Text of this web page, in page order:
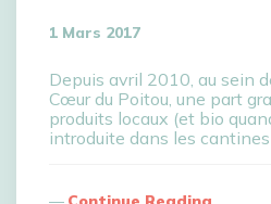
1 Mars 2017
Depuis avril 2010, au sein
Cœur du Poitou, une part
produits locaux (et bio
introduite dans les